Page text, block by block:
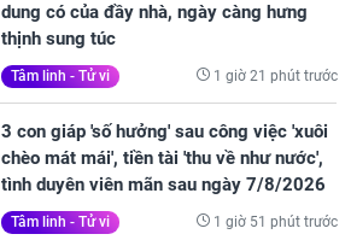
dung có của đầy nhà, ngày càng hưng
thịnh sung túc
Tâm linh - Tử vi 1 giờ 21 phút trước
3 con giáp 'số hưởng' sau công việc 'xuôi
chèo mát mái', tiền tài 'thu về như nước',
tình duyên viên mãn sau ngày 7/8/2026
Tâm linh - Tử vi 1 giờ 51 phút trước